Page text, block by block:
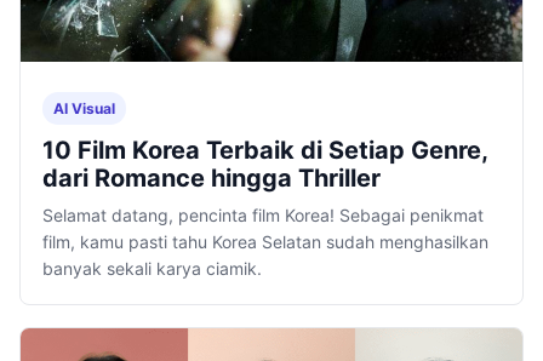
AI Visual
10 Film Korea Terbaik di Setiap Genre,
dari Romance hingga Thriller
Selamat datang, pencinta film Korea! Sebagai penikmat
film, kamu pasti tahu Korea Selatan sudah menghasilkan
banyak sekali karya ciamik.